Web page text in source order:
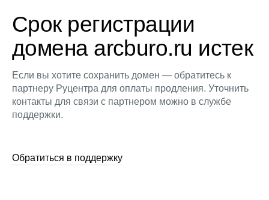
Срок регистрации
домена arcburo.ru истек
Если вы хотите сохранить домен — обратитесь к
партнеру Руцентра для оплаты продления. Уточнить
контакты для связи с партнером можно в службе
поддержки.
Обратиться в поддержку